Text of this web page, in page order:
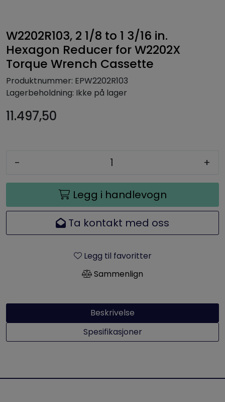
W2202R103, 2 1/8 to 1 3/16 in.
Hexagon Reducer for W2202X
Torque Wrench Cassette
Produktnummer: EPW2202R103
Lagerbeholdning: Ikke på lager
11.497,50
- +
Legg i handlevogn
Ta kontakt med oss
Legg til favoritter
Sammenlign
Beskrivelse
Spesifikasjoner